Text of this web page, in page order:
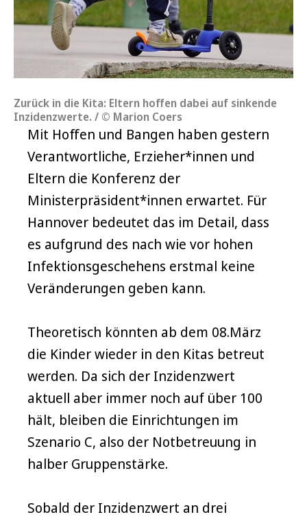
Zurück in die Kita: Eltern hoffen dabei auf sinkende
Inzidenzwerte. / © Marion Coers
Mit Hoffen und Bangen haben gestern
Verantwortliche, Erzieher*innen und
Eltern die Konferenz der
Ministerpräsident*innen erwartet. Für
Hannover bedeutet das im Detail, dass
es aufgrund des nach wie vor hohen
Infektionsgeschehens erstmal keine
Veränderungen geben kann.
Theoretisch könnten ab dem 08.März
die Kinder wieder in den Kitas betreut
werden. Da sich der Inzidenzwert
aktuell aber immer noch auf über 100
hält, bleiben die Einrichtungen im
Szenario C, also der Notbetreuung in
halber Gruppenstärke.
Sobald der Inzidenzwert an drei